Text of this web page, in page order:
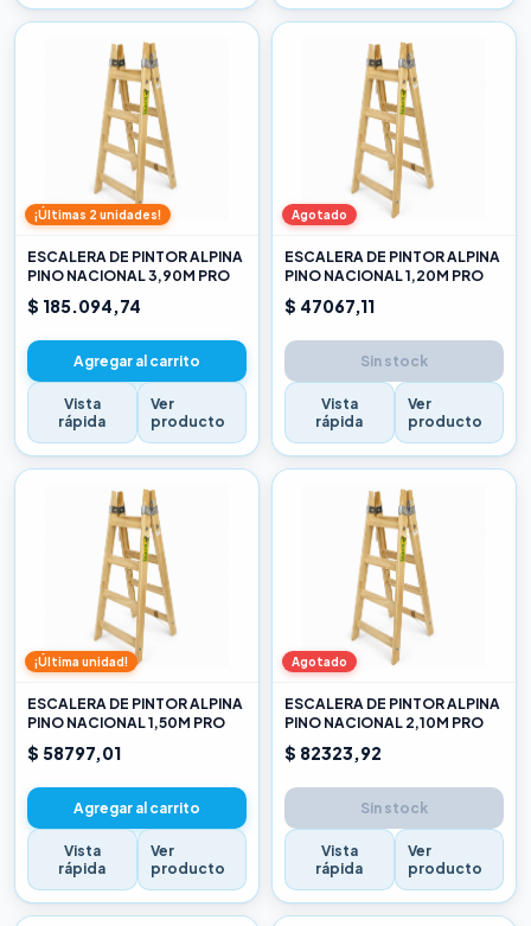
¡Últimas 2 unidades!
ESCALERA DE PINTOR ALPINA
PINO NACIONAL 3,90M PRO
$ 185.094,74
Agregar al carrito
Vista
rápida
Ver
producto
Agotado
ESCALERA DE PINTOR ALPINA
PINO NACIONAL 1,20M PRO
$ 47067,11
Sin stock
Vista
rápida
Ver
producto
¡Última unidad!
ESCALERA DE PINTOR ALPINA
PINO NACIONAL 1,50M PRO
$ 58797,01
Agregar al carrito
Vista
rápida
Ver
producto
Agotado
ESCALERA DE PINTOR ALPINA
PINO NACIONAL 2,10M PRO
$ 82323,92
Sin stock
Vista
rápida
Ver
producto